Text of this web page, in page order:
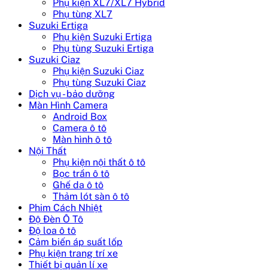
Phụ kiện XL7/XL7 Hybrid
Phụ tùng XL7
Suzuki Ertiga
Phụ kiện Suzuki Ertiga
Phụ tùng Suzuki Ertiga
Suzuki Ciaz
Phụ kiện Suzuki Ciaz
Phụ tùng Suzuki Ciaz
Dịch vụ - bảo dưỡng
Màn Hình Camera
Android Box
Camera ô tô
Màn hình ô tô
Nội Thất
Phụ kiện nội thất ô tô
Bọc trần ô tô
Ghế da ô tô
Thảm lót sàn ô tô
Phim Cách Nhiệt
Độ Đèn Ô Tô
Độ loa ô tô
Cảm biến áp suất lốp
Phụ kiện trang trí xe
Thiết bị quản lí xe